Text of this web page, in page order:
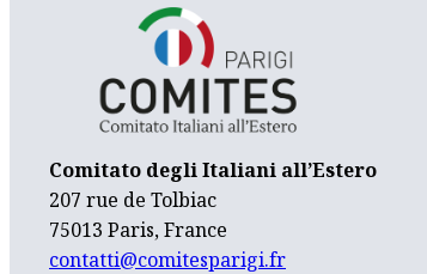
Comitato degli Italiani all’Estero
207 rue de Tolbiac
75013 Paris, France
contatti@comitesparigi.fr